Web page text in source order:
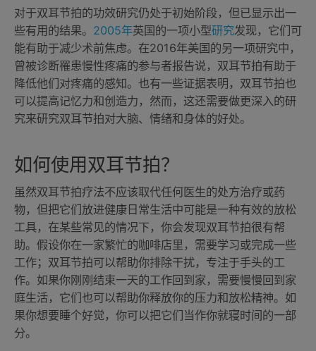
对于双耳节拍的功效研究仍处于初始阶段，但已显示出一
些有用的结果。 2005年英国的一项小型研究发现，它们可
能有助于减少术前焦虑。在2016年美国的另一项研究中，
曾被诊断罹患慢性疼痛的参与者报告说，双耳节拍有助于
降低他们对疼痛的感知。也有一些证据表明，双耳节拍也
可以提高记忆力和创造力，然而，这还需要做更深入的研
究来研究双耳节拍对大脑、情绪和身体的好处。
如何使用双耳节拍？
虽然双耳节拍疗法不应该取代任何医生的处方治疗或药
物，但把它们放进健康日常生活中可能是一种有效的放松
工具，在某些常见的情况下，你会发现双耳节拍很有帮
助。假设你在一家繁忙的咖啡店里，需要学习或完成一些
工作；双耳节拍可以帮助你排除干扰，专注于手头的工
作。如果你刚刚结束一天的工作回到家，需要慢慢回到家
庭生活，它们也可以帮助你释放你的压力和放松精神。如
果你想要睡个好觉，你可以把它们当作你就寝时间的一部
分。